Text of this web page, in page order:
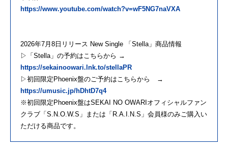
https://www.youtube.com/watch?v=wF5NG7naVXA
2026年7月8日リリース New Single 「Stella」商品情報
▷「Stella」の予約はこちらから →
https://sekainoowari.lnk.to/stellaPR
▷初回限定Phoenix盤のご予約はこちらから →
https://umusic.jp/hDhtD7q4
※初回限定Phoenix盤はSEKAI NO OWARIオフィシャルファン
クラブ「S.N.O.W.S」または「R.A.I.N.S」会員様のみご購入い
ただける商品です。